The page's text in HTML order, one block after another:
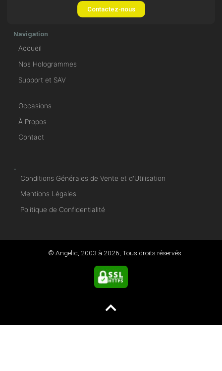
Contactez-nous
Navigation
Accueil
Nos Hologrammes
Support et SAV
Occasions
À Propos
Contact
-
Conditions Générales de Vente et d'Utilisation
Mentions Légales
Politique de Confidentialité
© Angelic, 2003 à 2026 , Tous droits réservés.